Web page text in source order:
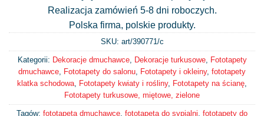
Realizacja zamówień 5-8 dni roboczych.
Polska firma, polskie produkty.
SKU: art/390771/c
Kategorii: Dekoracje dmuchawce, Dekoracje turkusowe,
Fototapety
dmuchawce
Fototapety do salonu Fototapety i okleiny, fototapety
klatka schodowa
Fototapety kwiaty i rośliny, Fototapety na ścianę
Fototapety turkusowe, miętowe, zielone
Tagów: fototapeta dmuchawce fototapeta do sypialni fototapety do